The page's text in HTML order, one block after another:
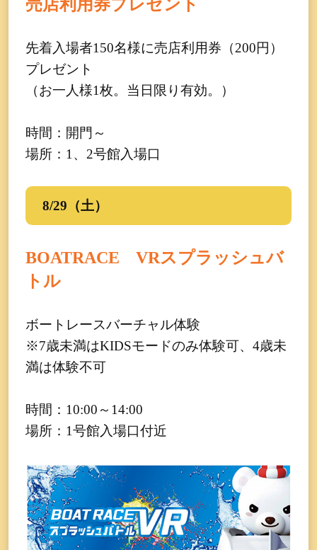
売店利用券プレゼント
先着入場者150名様に売店利用券（200円）
プレゼント
（お一人様1枚。当日限り有効。）
時間：開門～
場所：1、2号館入場口
8/29（土）
BOATRACE VRスプラッシュバ
トル
ボートレースバーチャル体験
※7歳未満はKIDSモードのみ体験可、4歳未
満は体験不可
時間：10:00～14:00
場所：1号館入場口付近